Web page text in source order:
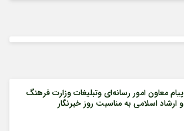
پیام معاون امور رسانه‌ای وتبلیغات وزارت فرهنگ
و ارشاد اسلامی به مناسبت روز خبرنگار